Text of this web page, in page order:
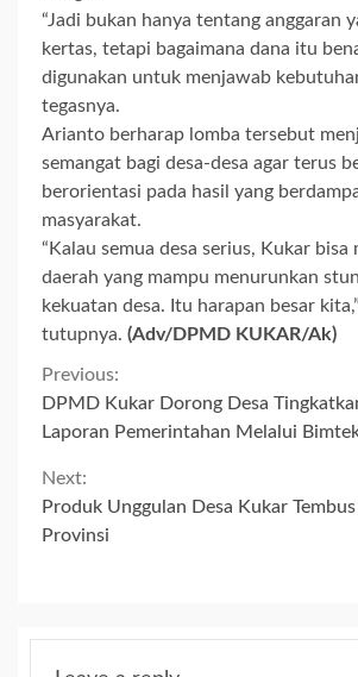
“Jadi bukan hanya tentang anggaran
kertas, tetapi bagaimana dana itu
digunakan untuk menjawab
tegasnya.
Arianto berharap lomba tersebut
semangat bagi desa-desa agar terus
berorientasi pada hasil yang
masyarakat.
“Kalau semua desa serius, Kukar
daerah yang mampu menurunkan
kekuatan desa. Itu harapan besar kita,”
tutupnya. (Adv/DPMD KUKAR/Ak)
Continue
Reading
Previous:
DPMD Kukar Dorong Desa
Laporan Pemerintahan Melalui
Next:
Produk Unggulan Desa Kukar
Provinsi